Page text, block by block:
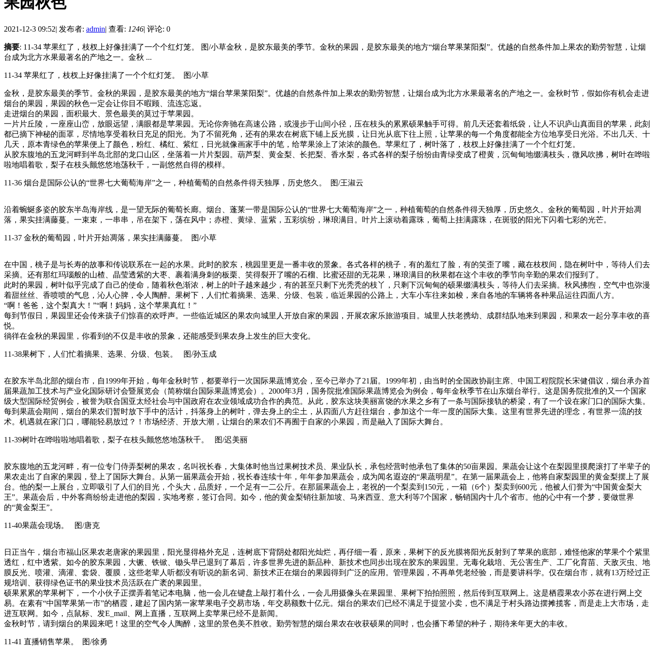
2021-12-3 09:52| 发布者: admin| 查看: 1246| 评论: 0
摘要: 11-34 苹果红了，枝杈上好像挂满了一个个红灯笼。 图/小草金秋，是胶东最美的季节。金秋的果园，是胶东最美的地方“烟台苹果莱阳梨”。优越的自然条件加上果农的勤劳智慧，让烟
台成为北方水果最著名的产地之一。金秋 ...
11-34 苹果红了，枝杈上好像挂满了一个个红灯笼。 图/小草
金秋，是胶东最美的季节。金秋的果园，是胶东最美的地方“烟台苹果莱阳梨”。优越的自然条件加上果农的勤劳智慧，让烟台成为北方水果最著名的产地之一。金秋时节，假如你有机会走进
烟台的果园，果园的秋色一定会让你目不暇顾、流连忘返。
走进烟台的果园，面积最大、景色最美的莫过于苹果园。
一片片丘陵，一座座山峦，放眼远望，满眼都是苹果园。无论你奔驰在高速公路，或漫步于山间小径，压在枝头的累累硕果触手可得。前几天还套着纸袋，让人不识庐山真面目的苹果，此刻
都已摘下神秘的面罩，尽情地享受着秋日充足的阳光。为了不留死角，还有的果农在树底下铺上反光膜，让日光从底下往上照，让苹果的每一个角度都能全方位地享受日光浴。不出几天、十
几天，原本青绿色的苹果便上了颜色，粉红、橘红、紫红，日光就像画家手中的笔，给苹果涂上了浓浓的颜色。苹果红了，树叶落了，枝杈上好像挂满了一个个红灯笼。
从胶东腹地的五龙河畔到半岛北部的龙口山区，坐落着一片片梨园。葫芦梨、黄金梨、长把梨、香水梨，各式各样的梨子纷纷由青绿变成了橙黄，沉甸甸地缀满枝头，微风吹拂，树叶在哗啦
啦地唱着歌，梨子在枝头颤悠悠地荡秋千，一副悠然自得的模样。
11-36 烟台是国际公认的“世界七大葡萄海岸”之一，种植葡萄的自然条件得天独厚，历史悠久。 图/王淑云
沿着蜿蜒多姿的胶东半岛海岸线，是一望无际的葡萄长廊。烟台、蓬莱一带是国际公认的“世界七大葡萄海岸”之一，种植葡萄的自然条件得天独厚，历史悠久。金秋的葡萄园，叶片开始凋
落，果实挂满藤蔓。一束束，一串串，吊在架下，荡在风中；赤橙、黄绿、蓝紫，五彩缤纷，琳琅满目。叶片上滚动着露珠，葡萄上挂满露珠，在斑驳的阳光下闪着七彩的光芒。
11-37 金秋的葡萄园，叶片开始凋落，果实挂满藤蔓。 图/小草
在中国，桃子是与长寿的故事和传说联系在一起的水果。此时的胶东，桃园里更是一番丰收的景象。各式各样的桃子，有的羞红了脸，有的笑歪了嘴，藏在枝杈间，隐在树叶中，等待人们去
采摘。还有那红玛瑙般的山楂、晶莹透紫的大枣、裹着满身刺的板栗、笑得裂开了嘴的石榴、比蜜还甜的无花果，琳琅满目的秋果都在这个丰收的季节向辛勤的果农们报到了。
此时的果园，树叶似乎完成了自己的使命，随着秋色渐浓，树上的叶子越来越少，有的甚至只剩下光秃秃的枝丫，只剩下沉甸甸的硕果缀满枝头，等待人们去采摘。秋风拂煦，空气中也弥漫
着甜丝丝、香喷喷的气息，沁人心脾，令人陶醉。果树下，人们忙着摘果、选果、分级、包装，临近果园的公路上，大车小车往来如梭，来自各地的车辆将各种果品运往四面八方。
“啊！爸爸，这个梨真大！”“啊！妈妈，这个苹果真红！”
每到节假日，果园里还会传来孩子们惊喜的欢呼声。一些临近城区的果农向城里人开放自家的果园，开展农家乐旅游项目。城里人扶老携幼、成群结队地来到果园，和果农一起分享丰收的喜
悦。
徜徉在金秋的果园里，你看到的不仅是丰收的景象，还能感受到果农身上发生的巨大变化。
11-38果树下，人们忙着摘果、选果、分级、包装。 图/孙玉成
在胶东半岛北部的烟台市，自1999年开始，每年金秋时节，都要举行一次国际果蔬博览会，至今已举办了21届。1999年初，由当时的全国政协副主席、中国工程院院长宋健倡议，烟台承办首
届果蔬加工技术与产业化国际研讨会暨展览会（简称烟台国际果蔬博览会）。2000年3月，国务院批准国际果蔬博览会为例会，每年金秋季节在山东烟台举行。这是国务院批准的又一个国家
级大型国际经贸例会，被誉为联合国亚太经社会与中国政府在农业领域成功合作的典范。从此，胶东这块美丽富饶的水果之乡有了一条与国际接轨的桥梁，有了一个设在家门口的国际大集。
每到果蔬会期间，烟台的果农们暂时放下手中的活计，抖落身上的树叶，弹去身上的尘土，从四面八方赶往烟台，参加这个一年一度的国际大集。这里有世界先进的理念，有世界一流的技
术。机遇就在家门口，哪能轻易放过？！市场经济、开放大潮，让烟台的果农们不再囿于自家的小果园，而是融入了国际大舞台。
11-39树叶在哗啦啦地唱着歌，梨子在枝头颤悠悠地荡秋千。 图/迟美丽
胶东腹地的五龙河畔，有一位专门侍弄梨树的果农，名叫祝长春，大集体时他当过果树技术员、果业队长，承包经营时他承包了集体的50亩果园。果蔬会让这个在梨园里摸爬滚打了半辈子的
果农走出了自家的果园，登上了国际大舞台。从第一届果蔬会开始，祝长春连续十年，年年参加果蔬会，成为闻名遐迩的“果蔬明星”。在第一届果蔬会上，他将自家梨园里的黄金梨摆上了展
台。他的梨一上展台，立即吸引了人们的目光，个头大，品质好，一个足有一二公斤。在那届果蔬会上，老祝的一个梨卖到150元，一箱（6个）梨卖到600元，他被人们誉为“中国黄金梨大
王”。果蔬会后，中外客商纷纷走进他的梨园，实地考察，签订合同。如今，他的黄金梨销往新加坡、马来西亚、意大利等7个国家，畅销国内十几个省市。他的心中有一个梦，要做世界
的“黄金梨王”。
11-40果蔬会现场。 图/唐克
日正当午，烟台市福山区果农老唐家的果园里，阳光显得格外充足，连树底下背阴处都阳光灿烂，再仔细一看，原来，果树下的反光膜将阳光反射到了苹果的底部，难怪他家的苹果个个紫里
透红，红中透紫。如今的胶东果园，大镢、铁锨、锄头早已退到了幕后，许多世界先进的新品种、新技术也同步出现在胶东的果园里。无毒化栽培、无公害生产、工厂化育苗、天敌灭虫、地
膜反光、喷灌、滴灌、套袋、覆膜，这些老辈人听都没有听说的新名词、新技术正在烟台的果园得到广泛的应用。管理果园，不再单凭老经验，而是要讲科学。仅在烟台市，就有13万经过正
规培训、获得绿色证书的果业技术员活跃在广袤的果园里。
硕果累累的苹果树下，一个小伙子正摆弄着笔记本电脑，他一会儿在键盘上敲打着什么，一会儿用摄像头在果园里、果树下拍拍照照，然后传到互联网上。这是栖霞果农小苏在进行网上交
易。在素有“中国苹果第一市”的栖霞，建起了国内第一家苹果电子交易市场，年交易额数十亿元。烟台的果农们已经不满足于提篮小卖，也不满足于村头路边摆摊揽客，而是走上大市场，走
进互联网。如今，点鼠标、发E_mail、网上直播，互联网上卖苹果已经不是新闻。
金秋时节，请到烟台的果园来吧！这里的空气令人陶醉，这里的景色美不胜收。勤劳智慧的烟台果农在收获硕果的同时，也会播下希望的种子，期待来年更大的丰收。
11-41 直播销售苹果。 图/徐勇